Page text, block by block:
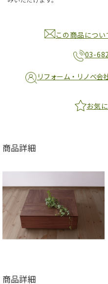
この商品につ
03-
リフォーム・リノベ会
お気
商品詳細
商品詳細